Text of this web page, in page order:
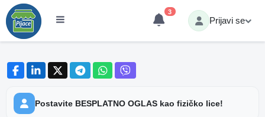
3
Prijavi se
Postavite BESPLATNO OGLAS kao fizičko lice!